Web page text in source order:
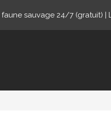
sauvage 24/7 (gratuit) |